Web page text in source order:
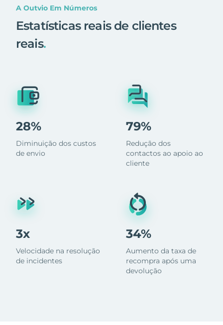
A Outvio Em Números
Estatísticas reais de clientes
reais.
28%
Diminuição dos custos
de envio
3x
Velocidade na resolução
de incidentes
79%
Redução dos
contactos ao apoio ao
cliente
34%
Aumento da taxa de
recompra após uma
devolução